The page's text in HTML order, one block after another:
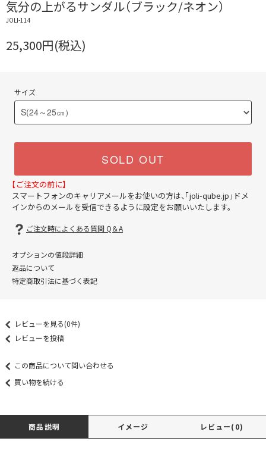
気分の上がるサンダル（ブラック/ネオン）
JOLI-114
25,300円(税込)
サイズ
SOLD OUT
【ご注文の前に】
スマートフォンのキャリアメールをお使いの方は、「joli-qube.jp」ドメ
インからのメールを受信できるように設定をお願いいたします。
ご注文時によくある質問 Q＆A
オプションの値段詳細
返品について
特定商取引法に基づく表記
レビューを見る(0件)
レビューを投稿
この商品について問い合わせる
買い物を続ける
商品説明 イメージ レビュー(0)